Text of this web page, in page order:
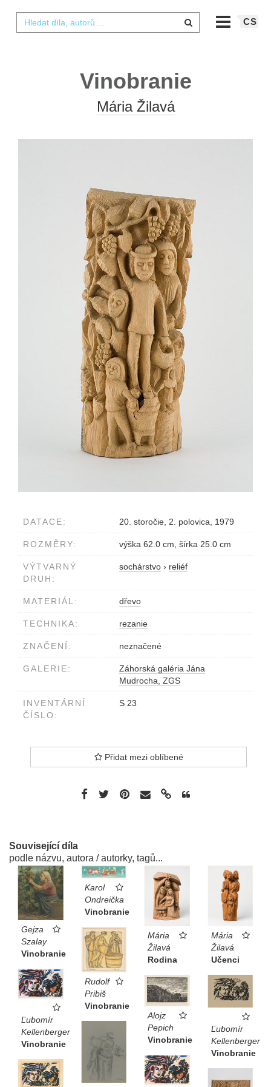
CS
Vinobranie
Mária Žilavá
DATACE: 20. storočie, 2. polovica, 1979
ROZMĚRY: výška 62.0 cm, šírka 25.0 cm
VÝTVARNÝ
DRUH:
sochárstvo › reliéf
MATERIÁL: dřevo
TECHNIKA: rezanie
ZNAČENÍ: neznačené
GALERIE:
Záhorská galéria Jána
Mudrocha, ZGS
INVENTÁRNÍ
ČÍSLO:
S 23
Přidat mezi oblíbené
Související díla
podle názvu, autora / autorky, tagů...
Gejza
Szalay
Vinobranie
Karol
Ondreička
Vinobranie
Mária
Žilavá
Rodina
Mária
Žilavá
Učenci
Rudolf
Pribiš
Vinobranie
Ľubomír
Kellenberger
Vinobranie
Alojz
Pepich
Vinobranie
Ľubomír
Kellenberger
Vinobranie